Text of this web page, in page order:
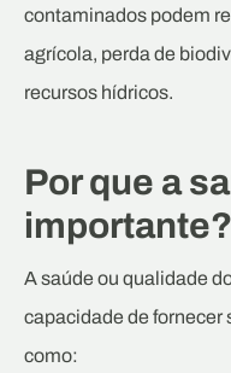
contaminados podem
agrícola, perda de
recursos hídricos.
Por que a
importante?
A saúde ou qualidade
capacidade de
como: